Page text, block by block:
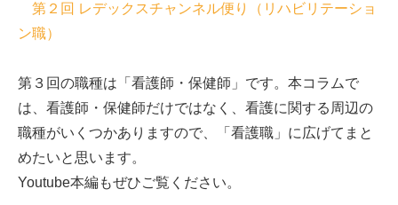
第２回 レデックスチャンネル便り（リハビリテーショ
ン職）
第３回の職種は「看護師・保健師」です。本コラムで
は、看護師・保健師だけではなく、看護に関する周辺の
職種がいくつかありますので、「看護職」に広げてまと
めたいと思います。
Youtube本編もぜひご覧ください。